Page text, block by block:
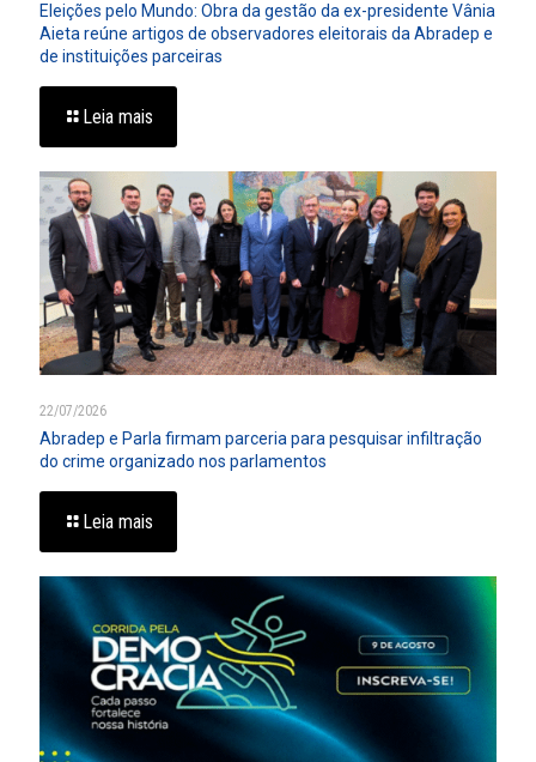
Eleições pelo Mundo: Obra da gestão da ex-presidente Vânia
Aieta reúne artigos de observadores eleitorais da Abradep e
de instituições parceiras
Leia mais
22/07/2026
Abradep e Parla firmam parceria para pesquisar infiltração
do crime organizado nos parlamentos
Leia mais